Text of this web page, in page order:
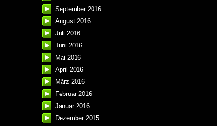
September 2016
August 2016
Juli 2016
Juni 2016
Mai 2016
April 2016
März 2016
Februar 2016
Januar 2016
Dezember 2015